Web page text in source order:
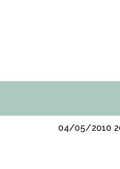
04/05/2010